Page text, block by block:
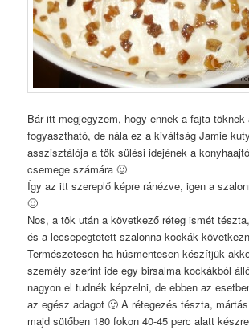
Bár itt megjegyzem, hogy ennek a fajta töknek
fogyasztható, de nála ez a kiváltság Jamie
asszisztálója a tök sülési idejének a
csemege számára 🙂
Így az itt szereplő képre ránézve, igen a
🙂
Nos, a tök után a következő réteg ismét
és a lecsepegtetett szalonna kockák
Természetesen ha húsmentesen készítjük
személy szerint ide egy birsalma kockákból
nagyon el tudnék képzelni, de ebben az
az egész adagot 🙂 A rétegezés tészta,
majd sütőben 180 fokon 40-45 perc alatt